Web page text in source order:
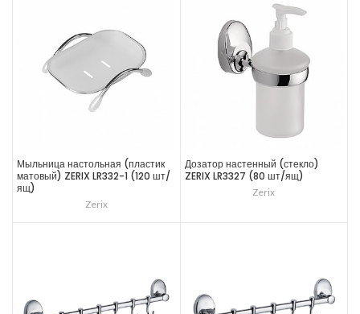
Мыльница настольная (пластик
матовый) ZERIX LR332-1 (120 шт/
ящ)
Zerix
Дозатор настенный (стекло)
ZERIX LR3327 (80 шт/ящ)
Zerix